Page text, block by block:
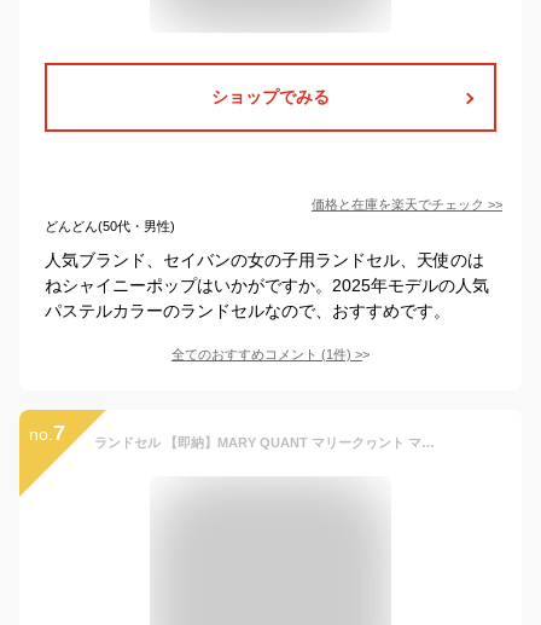
ショップでみる
価格と在庫を楽天でチェック >>
どんどん(50代・男性)
人気ブランド、セイバンの女の子用ランドセル、天使のは
ねシャイニーポップはいかがですか。2025年モデルの人気
パステルカラーのランドセルなので、おすすめです。
全てのおすすめコメント (1件) >
no. 7 ランドセル 【即納】MARY QUANT マリークヮント マリクワ デイジーストライプ mqr-23011 女の子 クラリーノ 6年間保証 A4フラット 日本製 人気 おしゃれ 異素材 花 パステル ピンク ブラック ブランド 【当日出荷15時】